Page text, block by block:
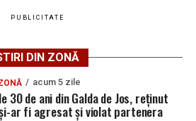
Procent
Mandate
faza 1
Mandate
faza 2
PUBLICITATE
DIN ZONĂ
acum 5 zile
30 de ani din Galda de Jos, reținut
ar fi agresat și violat partenera